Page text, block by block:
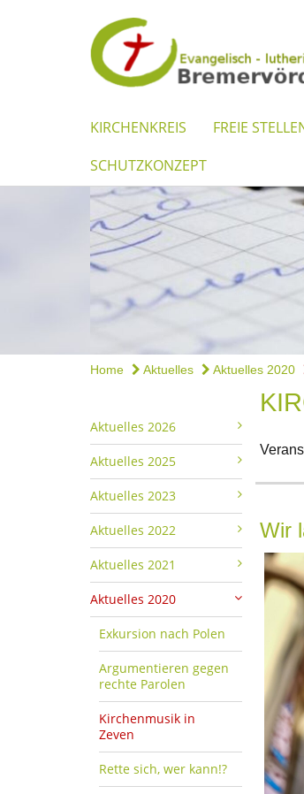
KIRCHENKREIS FREIE
SCHUTZKONZEPT
Home Aktuelles Aktuelles 2020
Aktuelles 2026
Aktuelles 2025
Aktuelles 2023
Aktuelles 2022
Aktuelles 2021
Aktuelles 2020
Exkursion nach Polen
Argumentieren gegen
rechte Parolen
Kirchenmusik in
Zeven
Rette sich, wer kann!?
Wir